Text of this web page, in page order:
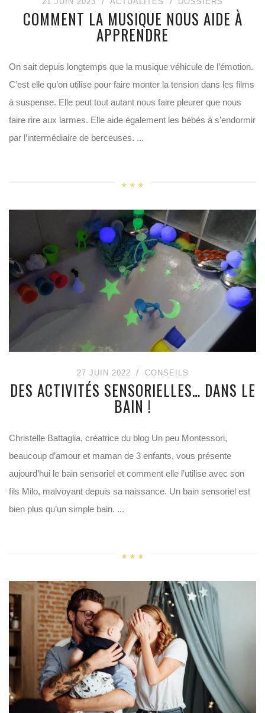
COMMENT LA MUSIQUE NOUS AIDE À
APPRENDRE
On sait depuis longtemps que la musique véhicule de l’émotion.
C’est elle qu’on utilise pour faire monter la tension dans les films
à suspense. Elle peut tout autant nous faire pleurer que nous
faire rire aux larmes. Elle aide également les bébés à s’endormir
par l’intermédiaire de berceuses. ...
27 JUIN 2022 CONSEILS
DES ACTIVITÉS SENSORIELLES… DANS LE
BAIN !
Christelle Battaglia, créatrice du blog Un peu Montessori,
beaucoup d’amour et maman de 3 enfants, vous présente
aujourd’hui le bain sensoriel et comment elle l’utilise avec son
fils Milo, malvoyant depuis sa naissance. Un bain sensoriel est
bien plus qu’un simple bain. ...